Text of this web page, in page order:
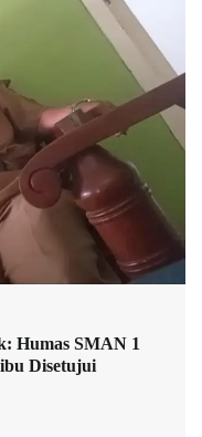
Humas SMAN 1
Disetujui